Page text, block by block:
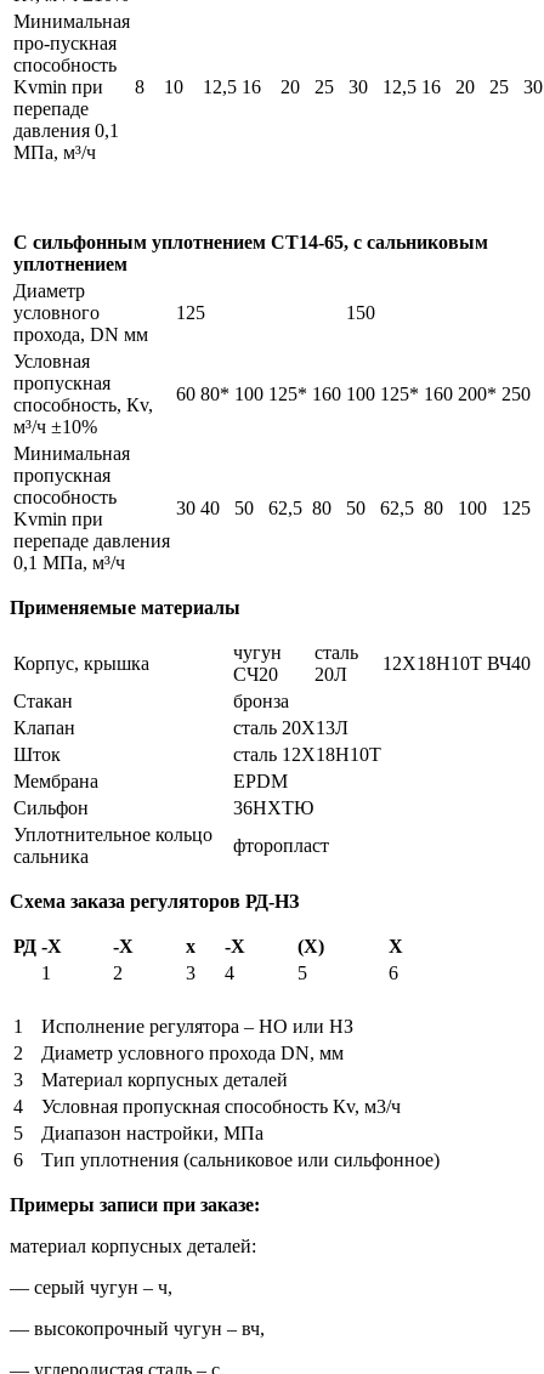
Минимальная
про-пускная
способность
Kvmin при
перепаде
давления 0,1
МПа, м³/ч
8 10 12,5 16 20 25 30 12,5 16 20 25 30
С сильфонным уплотнением СТ14-65, с сальниковым
уплотнением
Диаметр
условного
прохода, DN мм
125 150
Условная
пропускная
способность, Кv,
м³/ч ±10%
60 80* 100 125* 160 100 125* 160 200* 250
Минимальная
пропускная
способность
Kvmin при
перепаде давления
0,1 МПа, м³/ч
30 40 50 62,5 80 50 62,5 80 100 125
Применяемые материалы
Корпус, крышка
чугун
СЧ20
сталь
20Л
12Х18Н10Т ВЧ40
Стакан
бронза
Клапан
сталь 20Х13Л
Шток
сталь 12X18H10T
Мембрана
EPDM
Сильфон
36НХТЮ
Уплотнительное кольцо
сальника
фторопласт
Схема заказа регуляторов РД-НЗ
РД -Х -Х х -Х (Х)
Х
1
2 3 4 5 6
1
Исполнение регулятора – НО или НЗ
2
Диаметр условного прохода DN, мм
3
Материал корпусных деталей
4
Условная пропускная способность Кv, м3/ч
5
Диапазон настройки, МПа
6
Тип уплотнения (сальниковое или сильфонное)
Примеры записи при заказе:
материал корпусных деталей:
— серый чугун – ч,
— высокопрочный чугун – вч,
— углеродистая сталь – с,